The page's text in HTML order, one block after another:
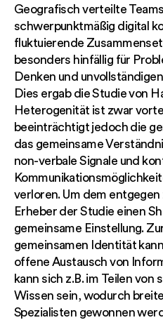
Geografisch verteilte
schwerpunktmäßig digital
fluktuierende
besonders hinfällig für
Denken und
Dies ergab die Studie von
Heterogenität ist zwar
beeinträchtigt jedoch die
das gemeinsame
non-verbale Signale und
verloren. Um dem
Erheber der Studie einen
gemeinsame Einstellung.
gemeinsamen Identität
offene Austausch von
kann sich z.B. im Teilen
Wissen sein, wodurch
Spezialisten gewonnen